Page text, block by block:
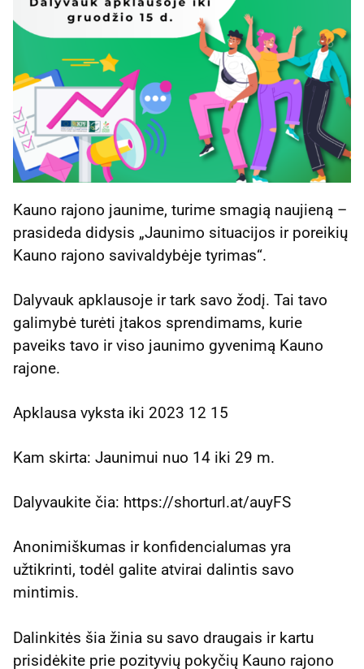
Kauno rajono jaunime, turime smagią naujieną –
prasideda didysis „Jaunimo situacijos ir poreikių
Kauno rajono savivaldybėje tyrimas“.
Dalyvauk apklausoje ir tark savo žodį. Tai tavo
galimybė turėti įtakos sprendimams, kurie
paveiks tavo ir viso jaunimo gyvenimą Kauno
rajone.
Apklausa vyksta iki 2023 12 15
Kam skirta: Jaunimui nuo 14 iki 29 m.
Dalyvaukite čia: https://shorturl.at/auyFS
Anonimiškumas ir konfidencialumas yra
užtikrinti, todėl galite atvirai dalintis savo
mintimis.
Dalinkitės šia žinia su savo draugais ir kartu
prisidėkite prie pozityvių pokyčių Kauno rajono